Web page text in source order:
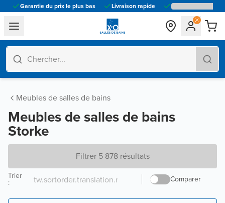
Garantie du prix le plus bas Livraison rapide
general.navigation.toggle_menu.label
Meubles de salles de bains
Meubles de salles de bains
Storke
Filtrer 5 878 résultats
Comparer
Trier
: